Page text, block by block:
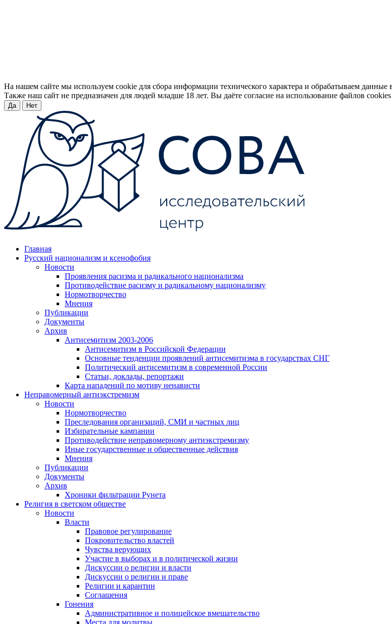
На нашем сайте мы используем cookie для сбора информации технического характера и обрабатываем данные
Также наш сайт не предназначен для людей младше 18 лет. Вы даёте согласие на использование файлов
Да Нет
Главная
Русский национализм и ксенофобия
Новости
Проявления расизма и радикального национализма
Противодействие расизму и радикальному национализму
Нормотворчество
Мнения
Публикации
Документы
Архив
Антисемитизм 2003-2006
Антисемитизм в Российской Федерации
Основные тенденции проявлений антисемитизма в государствах СНГ
Политический антисемитизм в современной России
Статьи, доклады, репортажи
Карта нападений по мотиву ненависти
Неправомерный антиэкстремизм
Новости
Нормотворчество
Преследования организаций, СМИ и частных лиц
Избирательные кампании
Противодействие неправомерному антиэкстремизму
Иные государственные и общественные действия
Мнения
Публикации
Документы
Архив
Хроники фильтрации Рунета
Религия в светском обществе
Новости
Власти
Правовое регулирование
Покровительство властей
Чувства верующих
Участие в выборах и в политической жизни
Дискуссии о религии и власти
Дискуссии о религии и праве
Религии и карантин
Соглашения
Гонения
Административное и полицейское вмешательство